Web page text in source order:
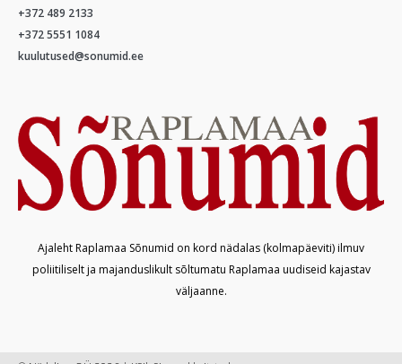
+372 489 2133
+372 5551 1084
kuulutused@sonumid.ee
Ajaleht Raplamaa Sõnumid on kord nädalas (kolmapäeviti) ilmuv
poliitiliselt ja majanduslikult sõltumatu Raplamaa uudiseid kajastav
väljaanne.